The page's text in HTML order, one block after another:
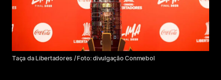
Taça da Libertadores / Foto: divulgação Conmebol